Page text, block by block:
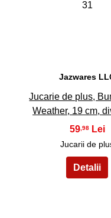
31
Jazwares
Jucarie de plus,
Weather, 19 cm,
59,98
Jucarii de